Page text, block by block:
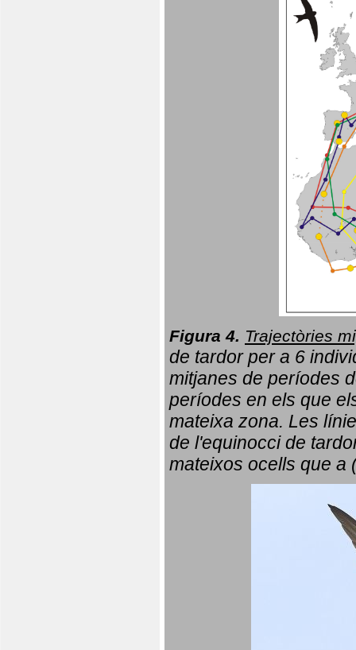
Figura 4. Trajectòries
de tardor per a 6
mitjanes de períodes
períodes en els que
mateixa zona. Les
de l'equinocci de
mateixos ocells que a